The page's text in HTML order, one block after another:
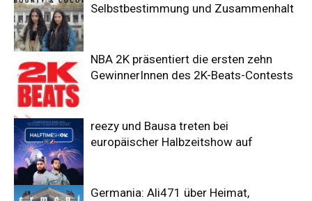
Selbstbestimmung und Zusammenhalt
NBA 2K präsentiert die ersten zehn
GewinnerInnen des 2K-Beats-Contests
reezy und Bausa treten bei
europäischer Halbzeitshow auf
Germania: Ali471 über Heimat,